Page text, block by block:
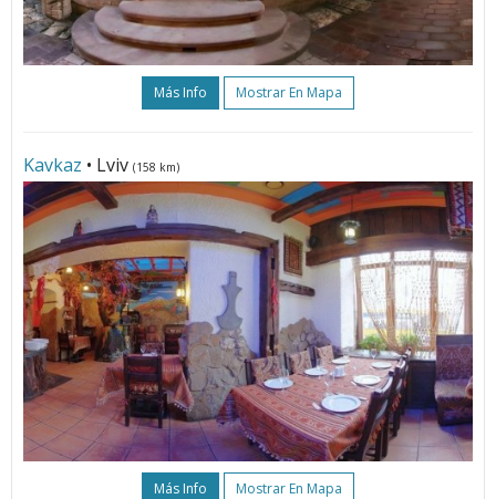
Más Info Mostrar En Mapa
Kavkaz • Lviv (158 km)
Más Info Mostrar En Mapa